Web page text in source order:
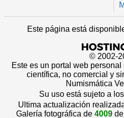
Este página está
© 2002-
Este es un portal web
científica, no comercial y
Numismática
Su uso está sujeto a los
Ultima actualización
Galería fotográfica de 4009de